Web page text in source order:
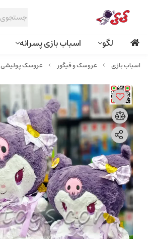
لگو اسباب بازی پسرانه
عروسک و فیگور عروسک پولیشی